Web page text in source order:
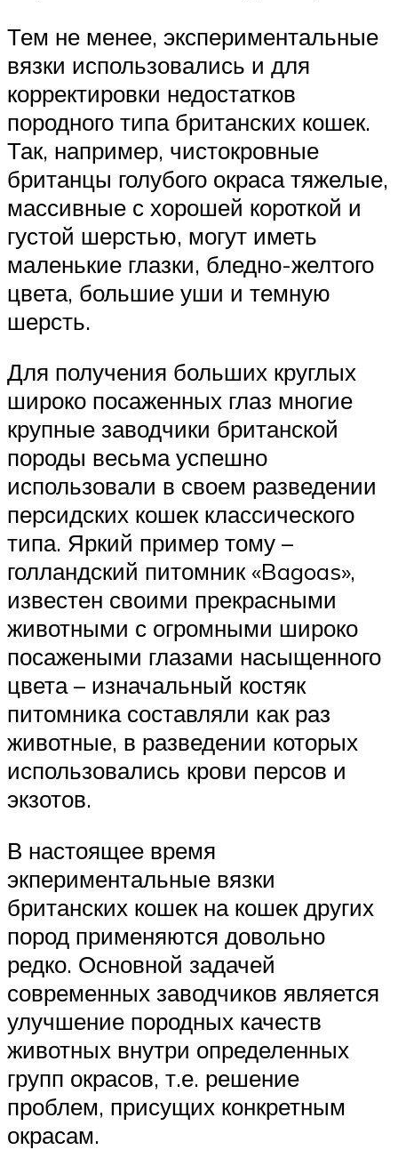
Тем не менее, экспериментальные
вязки использовались и для
корректировки недостатков
породного типа британских кошек.
Так, например, чистокровные
британцы голубого окраса тяжелые,
массивные с хорошей короткой и
густой шерстью, могут иметь
маленькие глазки, бледно-желтого
цвета, большие уши и темную
шерсть.
Для получения больших круглых
широко посаженных глаз многие
крупные заводчики британской
породы весьма успешно
использовали в своем разведении
персидских кошек классического
типа. Яркий пример тому –
голландский питомник «Bagoas»,
известен своими прекрасными
животными с огромными широко
посажеными глазами насыщенного
цвета – изначальный костяк
питомника составляли как раз
животные, в разведении которых
использовались крови персов и
экзотов.
В настоящее время
экпериментальные вязки
британских кошек на кошек других
пород применяются довольно
редко. Основной задачей
современных заводчиков является
улучшение породных качеств
животных внутри определенных
групп окрасов, т.е. решение
проблем, присущих конкретным
окрасам.